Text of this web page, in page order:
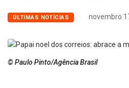
ÚLTIMAS NOTÍCIAS novembro
© Paulo Pinto/Agência Brasil